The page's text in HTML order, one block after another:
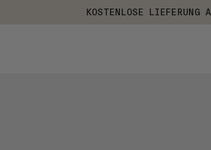
KOSTENLOSE LIEFERUNG